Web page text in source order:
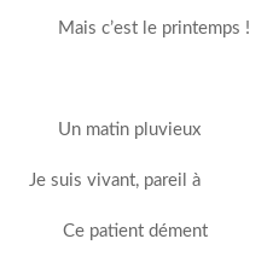
Mais c’est le printemps !
Un matin pluvieux
Je suis vivant, pareil à
Ce patient dément